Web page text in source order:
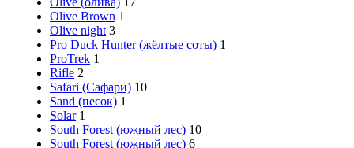
Olive Brown 1
Olive night 3
Pro Duck Hunter (жёлтые соты) 1
ProTrek 1
Rifle 2
Safari (Сафари) 10
Sand (песок) 1
Solar 1
South Forest (южный лес) 10
South Forest (южный лес) 6